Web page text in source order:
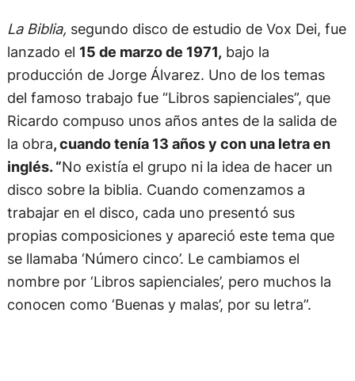
La Biblia, segundo disco de estudio de Vox Dei, fue
lanzado el 15 de marzo de 1971, bajo la
producción de Jorge Álvarez. Uno de los temas
del famoso trabajo fue “Libros sapienciales”, que
Ricardo compuso unos años antes de la salida de
la obra, cuando tenía 13 años y con una letra en
inglés. “No existía el grupo ni la idea de hacer un
disco sobre la biblia. Cuando comenzamos a
trabajar en el disco, cada uno presentó sus
propias composiciones y apareció este tema que
se llamaba ‘Número cinco’. Le cambiamos el
nombre por ‘Libros sapienciales’, pero muchos la
conocen como ‘Buenas y malas’, por su letra”.